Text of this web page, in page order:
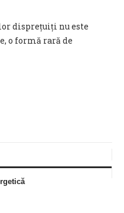
disprețuiți nu este
o formă rară de